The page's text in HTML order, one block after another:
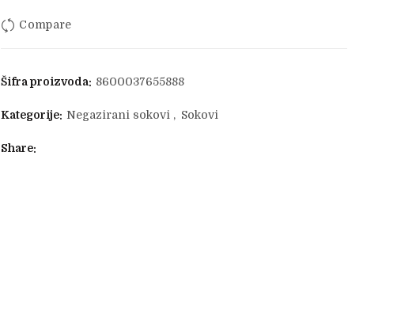
Compare
Šifra proizvoda: 8600037655888
Kategorije: Negazirani sokovi , Sokovi
Share